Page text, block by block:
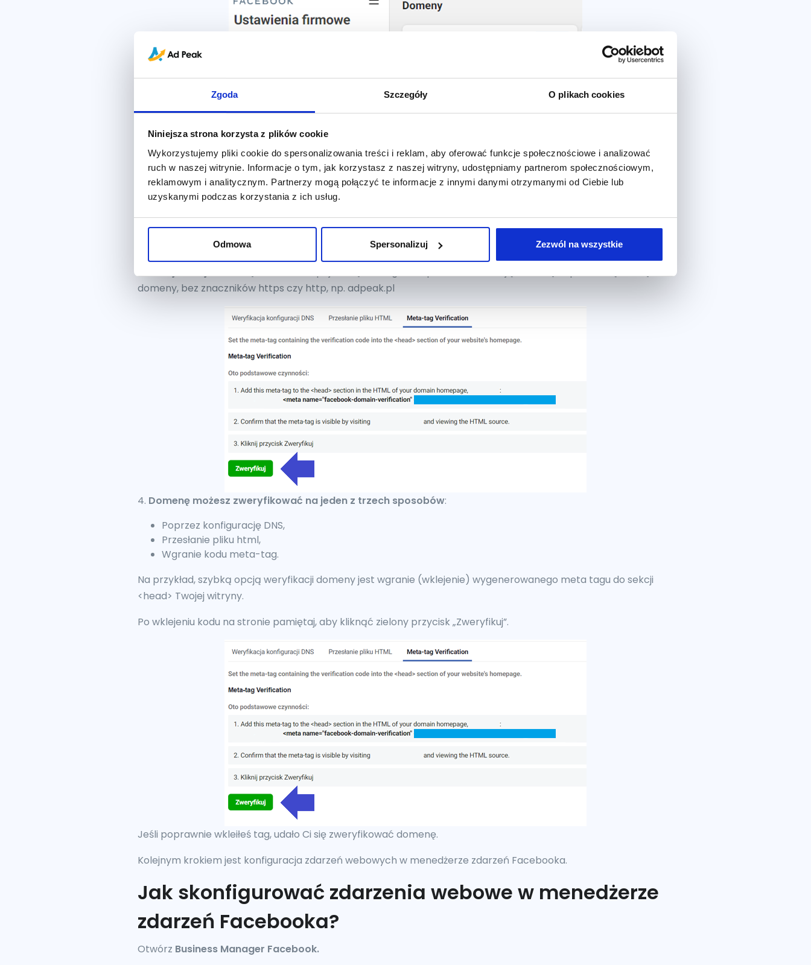
Zgoda Szczegóły O plikach cookies
Niniejsza strona korzysta z plików cookie
Wykorzystujemy pliki cookie do spersonalizowania treści i reklam, aby oferować funkcje społecznościowe i analizować
ruch w naszej witrynie. Informacje o tym, jak korzystasz z naszej witryny, udostępniamy partnerom społecznościowym,
reklamowym i analitycznym. Partnerzy mogą połączyć te informacje z innymi danymi otrzymanymi od Ciebie lub
uzyskanymi podczas korzystania z ich usług.
Odmowa Spersonalizuj Zezwól na wszystkie
domeny, bez znaczników https czy http, np. adpeak.pl
4. Domenę możesz zweryfikować na jeden z trzech sposobów:
Poprzez konfigurację DNS,
Przesłanie pliku html,
Wgranie kodu meta-tag.
Na przykład, szybką opcją weryfikacji domeny jest wgranie (wklejenie) wygenerowanego meta tagu do sekcji
<head> Twojej witryny.
Po wklejeniu kodu na stronie pamiętaj, aby kliknąć zielony przycisk „Zweryfikuj”.
Jeśli poprawnie wkleiłeś tag, udało Ci się zweryfikować domenę.
Kolejnym krokiem jest konfiguracja zdarzeń webowych w menedżerze zdarzeń Facebooka.
Jak skonfigurować zdarzenia webowe w menedżerze
zdarzeń Facebooka?
Otwórz Business Manager Facebook.